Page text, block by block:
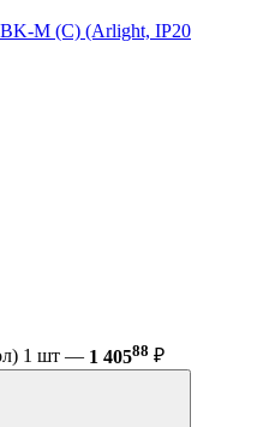
M (C) (Arlight, IP20
1 шт — 1 40588 ₽